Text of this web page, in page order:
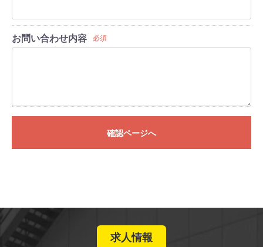
お問い合わせ内容 必須
確認ページへ
求人情報